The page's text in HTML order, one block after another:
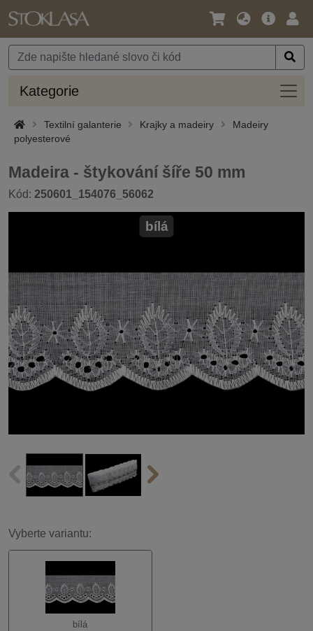
Jazyk
Měna
Hlavní
Kategorie
Textilní galanterie Krajky a madeiry
Madeiry
polyesterové
Madeira - štykování šíře 50 mm
Kód: 250601_154076_56062
bílá
Vyberte variantu:
bílá